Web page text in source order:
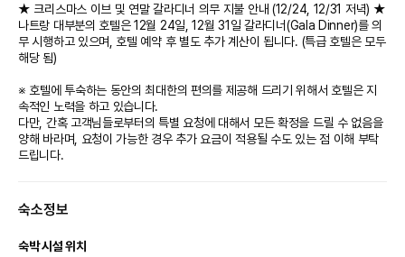
★ 크리스마스 이브 및 연말 갈라디너 의무 지불 안내 (12/24, 12/31 저녁) ★
나트랑 대부분의 호텔은 12월 24일, 12월 31일 갈라디너(Gala Dinner)를 의
무 시행하고 있으며, 호텔 예약 후 별도 추가 계산이 됩니다. (특급 호텔은 모두
해당 됨)
※ 호텔에 투숙하는 동안의 최대한의 편의를 제공해 드리기 위해서 호텔은 지
속적인 노력을 하고 있습니다.
다만, 간혹 고객님들로부터의 특별 요청에 대해서 모든 확정을 드릴 수 없음을
양해 바라며, 요청이 가능한 경우 추가 요금이 적용될 수도 있는 점 이해 부탁
드립니다.
숙소정보
숙박 시설 위치